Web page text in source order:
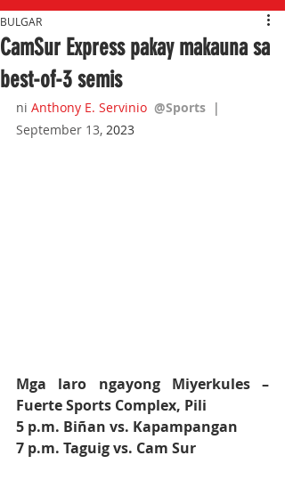
CamSur Express pakay makauna sa
best-of-3 semis
BULGAR
ni Anthony E. Servinio @Sports |
September 13, 2023
Mga laro ngayong Miyerkules –
Fuerte Sports Complex, Pili
5 p.m. Biñan vs. Kapampangan
7 p.m. Taguig vs. Cam Sur